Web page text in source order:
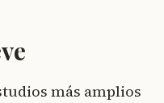
más amplios